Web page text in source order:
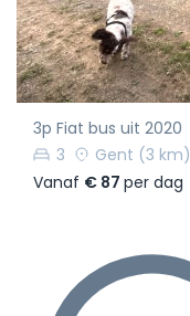
3p Fiat bus uit 2020
3
Gent (3 km)
Vanaf € 87 per dag